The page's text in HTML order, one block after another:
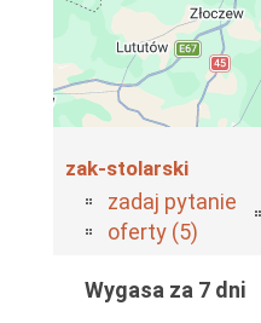
zak-stolarski
zadaj pytanie
oferty (5)
Wygasa za 7 dni